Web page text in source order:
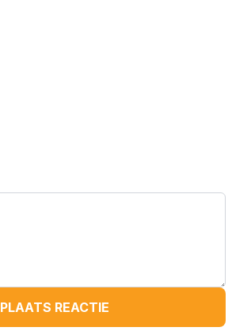
PLAATS REACTIE